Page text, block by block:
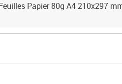
Papier 80g A4 210x297